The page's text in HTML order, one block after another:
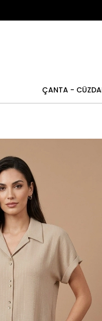
değişim işlemi yoktur.
ÇANTA -